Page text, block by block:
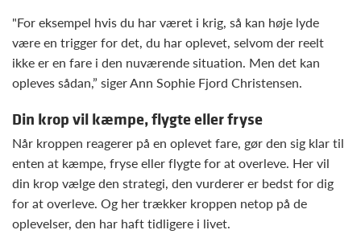
"For eksempel hvis du har været i krig, så kan høje lyde
være en trigger for det, du har oplevet, selvom der reelt
ikke er en fare i den nuværende situation. Men det kan
opleves sådan,” siger Ann Sophie Fjord Christensen.
Din krop vil kæmpe, flygte eller fryse
Når kroppen reagerer på en oplevet fare, gør den sig klar til
enten at kæmpe, fryse eller flygte for at overleve. Her vil
din krop vælge den strategi, den vurderer er bedst for dig
for at overleve. Og her trækker kroppen netop på de
oplevelser, den har haft tidligere i livet.